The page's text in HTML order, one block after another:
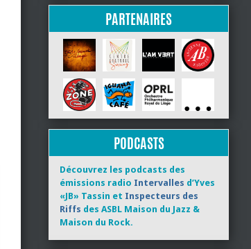
PARTENAIRES
PODCASTS
Découvrez les podcasts des
émissions radio Intervalles d’Yves
«JB» Tassin et Inspecteurs des
Riffs des ASBL Maison du Jazz &
Maison du Rock.